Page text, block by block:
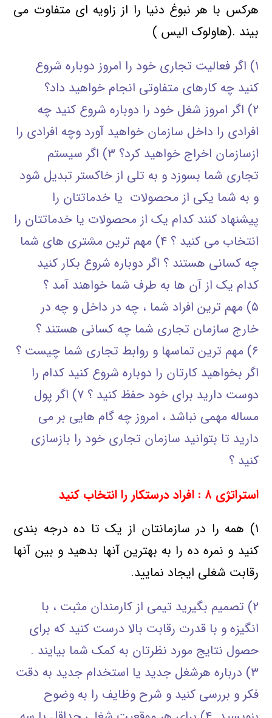
هرکس با هر نبوغ دنیا را از زاویه ای متفاوت می
بیند .(هاولوک الیس )
۱) اگر فعالیت تجاری خود را امروز دوباره شروع
کنید چه کارهای متفاوتی انجام خواهید داد؟
۲) اگر امروز شغل خود را دوباره شروع کنید چه
افرادی را داخل سازمان خواهید آورد وچه افرادی را
ازسازمان اخراج خواهید کرد؟ ۳) اگر سیستم
تجاری شما بسوزد و به تلی از خاکستر تبدیل شود
و به شما یکی از محصولات یا خدماتتان را
پیشنهاد کنند کدام یک از محصولات یا خدماتتان را
انتخاب می کنید ؟ ۴) مهم ترین مشتری های شما
چه کسانی هستند ؟ اگر دوباره شروع بکار کنید
کدام یک از آن ها به طرف شما خواهند آمد ؟
۵) مهم ترین افراد شما ، چه در داخل و چه در
خارج سازمان تجاری شما چه کسانی هستند ؟
۶) مهم ترین تماسها و روابط تجاری شما چیست ؟
اگر بخواهید کارتان را دوباره شروع کنید کدام را
دوست دارید برای خود حفظ کنید ؟ ۷) اگر پول
مساله مهمی نباشد ، امروز چه گام هایی بر می
دارید تا بتوانید سازمان تجاری خود را بازسازی
کنید ؟
استراتژی۸ : افراد درستکار را انتخاب کنید
۱) همه را در سازمانتان از یک تا ده درجه بندی
کنید و نمره ده را به بهترین آنها بدهید و بین آنها
رقابت شغلی ایجاد نمایید.
۲) تصمیم بگیرید تیمی از کارمندان مثبت ، با
انگیزه و با قدرت رقابت بالا درست کنید که برای
حصول نتایج مورد نظرتان به کمک شما بیایند .
۳) درباره هرشغل جدید یا استخدام جدید به دقت
فکر و بررسی کنید و شرح وظایف را به وضوح